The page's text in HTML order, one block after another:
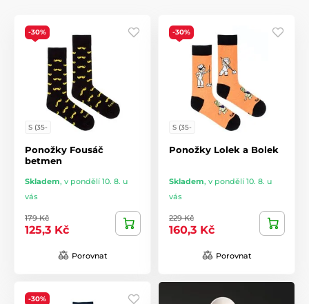
-30%
S (35-
Ponožky Fousáč
betmen
Skladem, v pondělí 10. 8. u
vás
179 Kč
125,3 Kč
Porovnat
-30%
S (35-
Ponožky Lolek a Bolek
Skladem, v pondělí 10. 8. u
vás
229 Kč
160,3 Kč
Porovnat
-30%